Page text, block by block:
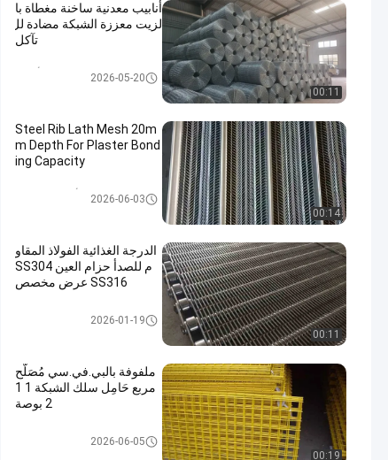
00:11
أنابيب معدنية ساخنة مغطاة با
لزيت معززة الشبكة مضادة لل
تآكل
الشبكة المقوية للأنابيب2026-05-20
00:14
Steel Rib Lath Mesh 20m
m Depth For Plaster Bond
ing Capacity
توسيع شبكة الأسلاك المعدنية
2026-06-03
00:11
الدرجة الغذائية الفولاذ المقاو
م للصدأ حزام العين SS304
SS316 عرض مخصص
حزام النقل المعدني2026-01-19
00:19
ملفوفة بالبي.في.سي مُصَلَّح
مربع حَامِل سلك الشبكة 1 1
2 بوصة
شبكة سلكية ملحومة2026-06-05